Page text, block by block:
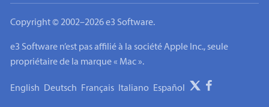
Copyright © 2002–2026 e3 Software.
e3 Software n’est pas affilié à la société Apple Inc., seule
propriétaire de la marque « Mac ».
English Deutsch Français Italiano Español